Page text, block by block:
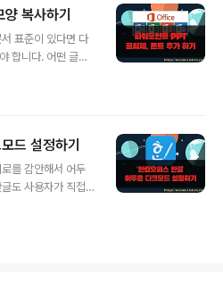
복사하기
표준이 있다면 다
합니다. 어떤 글꼴
모양 복사 기능을
복사” 라고 합니
된 서식을 복사해
용합니다. 그럼 문
이 있습니다. 문단
드 설정하기
를 감안해서 어두
도 사용자가 직접
드 스킨을 제공하는
하는 3가지 종류의